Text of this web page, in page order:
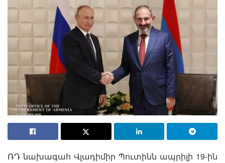
ՌԴ նախագահ Վլադիմիր Պուտինն ապրիլի 19-ին